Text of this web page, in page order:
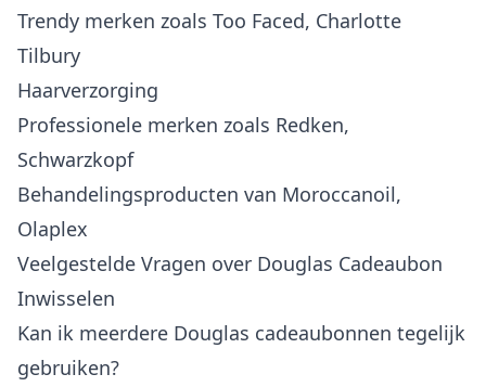
Trendy merken zoals Too Faced, Charlotte
Tilbury
Haarverzorging
Professionele merken zoals Redken,
Schwarzkopf
Behandelingsproducten van Moroccanoil,
Olaplex
Veelgestelde Vragen over Douglas Cadeaubon
Inwisselen
Kan ik meerdere Douglas cadeaubonnen tegelijk
gebruiken?